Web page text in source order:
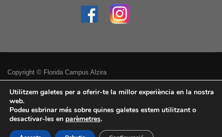
Copyright © Florida Campus Alzira
Política de privacitat
Avís legal
Accessibilitat
Utilitzem galetes per a oferir-te la millor experiència en la nostra
web.
Podeu esbrinar més sobre quines galetes estem utilitzant o
desactivar-les en parèmetres.